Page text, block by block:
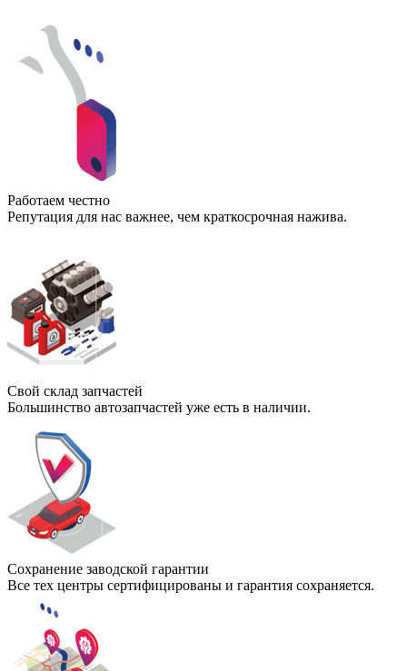
Работаем честно
Репутация для нас важнее, чем краткосрочная нажива.
Свой склад запчастей
Большинство автозапчастей уже есть в наличии.
Сохранение заводской гарантии
Все тех центры сертифицированы и гарантия сохраняется.